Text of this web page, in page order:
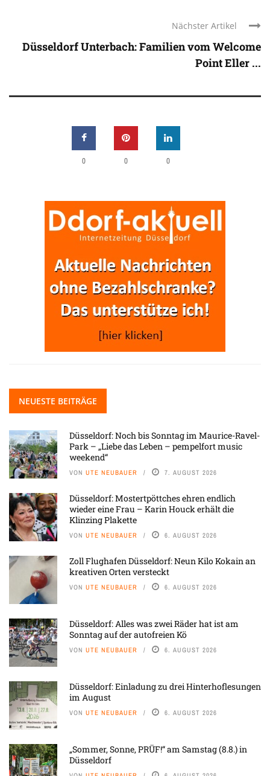
Nächster Artikel
Düsseldorf Unterbach: Familien vom Welcome
Point Eller ...
0 0 0
NEUESTE BEITRÄGE
Düsseldorf: Noch bis Sonntag im Maurice-Ravel-
Park – „Liebe das Leben – pempelfort music
weekend“
VON UTE NEUBAUER 7. AUGUST 2026
Düsseldorf: Mostertpöttches ehren endlich
wieder eine Frau – Karin Houck erhält die
Klinzing Plakette
VON UTE NEUBAUER 6. AUGUST 2026
Zoll Flughafen Düsseldorf: Neun Kilo Kokain an
kreativen Orten versteckt
VON UTE NEUBAUER 6. AUGUST 2026
Düsseldorf: Alles was zwei Räder hat ist am
Sonntag auf der autofreien Kö
VON UTE NEUBAUER 6. AUGUST 2026
Düsseldorf: Einladung zu drei Hinterhoflesungen
im August
VON UTE NEUBAUER 6. AUGUST 2026
„Sommer, Sonne, PRÜF!“ am Samstag (8.8.) in
Düsseldorf